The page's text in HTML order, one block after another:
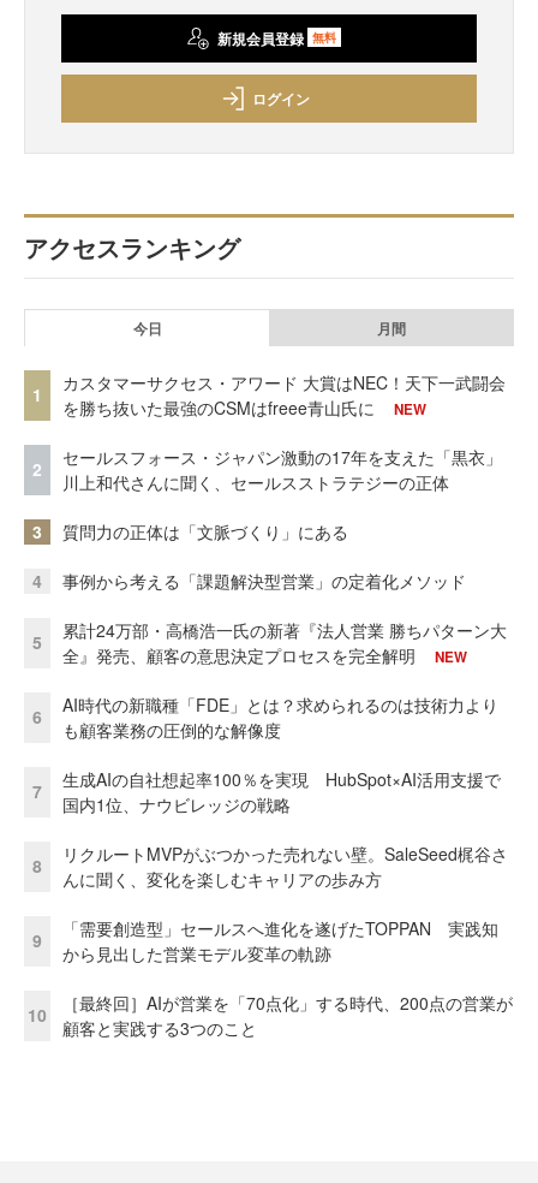
新規会員登録 無料
ログイン
アクセスランキング
今日 月間
1
カスタマーサクセス・アワード 大賞はNEC！天下一武闘会
を勝ち抜いた最強のCSMはfreee青山氏に
NEW
2
セールスフォース・ジャパン激動の17年を支えた「黒衣」
川上和代さんに聞く、セールスストラテジーの正体
3 質問力の正体は「文脈づくり」にある
4 事例から考える「課題解決型営業」の定着化メソッド
5
累計24万部・高橋浩一氏の新著『法人営業 勝ちパターン大
全』発売、顧客の意思決定プロセスを完全解明
NEW
6
AI時代の新職種「FDE」とは？求められるのは技術力より
も顧客業務の圧倒的な解像度
7
生成AIの自社想起率100％を実現 HubSpot×AI活用支援で
国内1位、ナウビレッジの戦略
8
リクルートMVPがぶつかった売れない壁。SaleSeed梶谷さ
んに聞く、変化を楽しむキャリアの歩み方
9
「需要創造型」セールスへ進化を遂げたTOPPAN 実践知
から見出した営業モデル変革の軌跡
10
［最終回］AIが営業を「70点化」する時代、200点の営業が
顧客と実践する3つのこと